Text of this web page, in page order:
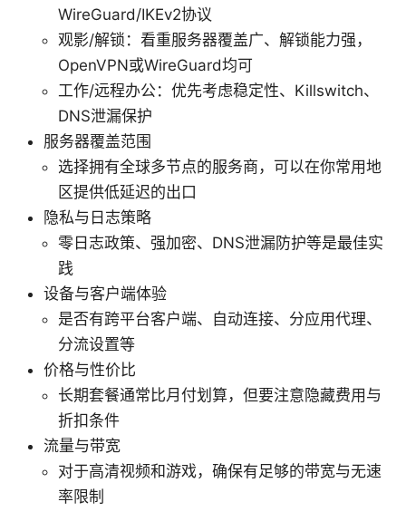
WireGuard/IKEv2协议
观影/解锁：看重服务器覆盖广、解锁能力强，
OpenVPN或WireGuard均可
工作/远程办公：优先考虑稳定性、Killswitch、
DNS泄漏保护
服务器覆盖范围
选择拥有全球多节点的服务商，可以在你常用地
区提供低延迟的出口
隐私与日志策略
零日志政策、强加密、DNS泄漏防护等是最佳实
践
设备与客户端体验
是否有跨平台客户端、自动连接、分应用代理、
分流设置等
价格与性价比
长期套餐通常比月付划算，但要注意隐藏费用与
折扣条件
流量与带宽
对于高清视频和游戏，确保有足够的带宽与无速
率限制